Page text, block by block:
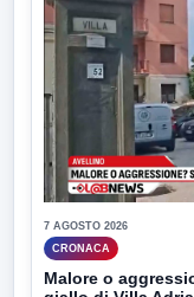
7 AGOSTO 2026
CRONACA
Malore o